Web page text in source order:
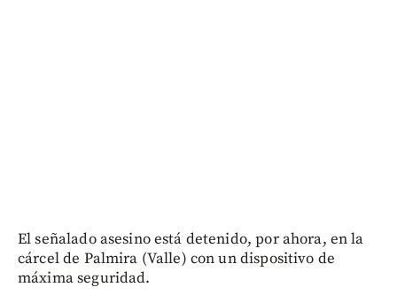
El señalado asesino está detenido, por ahora, en la
cárcel de Palmira (Valle) con un dispositivo de
máxima seguridad.